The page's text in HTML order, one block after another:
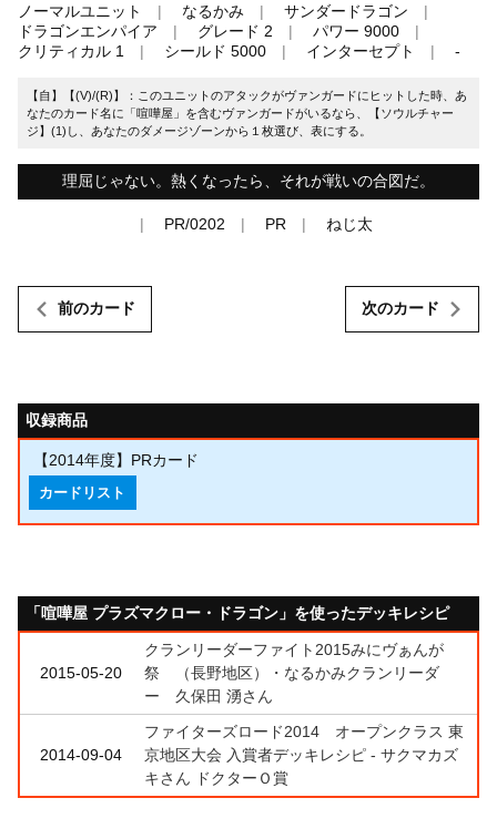
ノーマルユニット なるかみ
サンダードラゴン
ドラゴンエンパイア
グレード 2
パワー 9000
クリティカル 1
シールド 5000 インターセプト -
【自】【(V)/(R)】：このユニットのアタックがヴァンガードにヒットした時、あ
なたのカード名に「喧嘩屋」を含むヴァンガードがいるなら、【ソウルチャー
ジ】(1)し、あなたのダメージゾーンから１枚選び、表にする。
理屈じゃない。熱くなったら、それが戦いの合図だ。
PR/0202 PR ねじ太
前のカード 次のカード
収録商品
【2014年度】PRカード
カードリスト
「喧嘩屋 プラズマクロー・ドラゴン」を使ったデッキレシピ
2015-05-20
クランリーダーファイト2015みにヴぁんが
祭 （長野地区）・なるかみクランリーダ
ー 久保田 湧さん
2014-09-04
ファイターズロード2014 オープンクラス 東
京地区大会 入賞者デッキレシピ - サクマカズ
キさん ドクターＯ賞